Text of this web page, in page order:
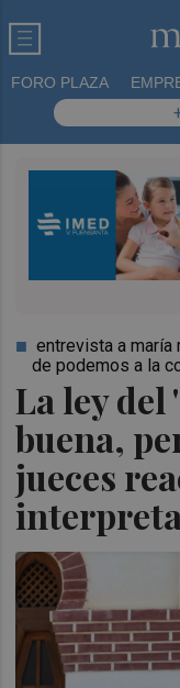
FORO PLAZA
La ley del
buena,
jueces
entrevista a maría
de podemos a la